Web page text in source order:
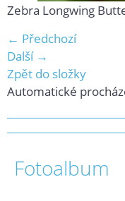
Zebra Longwing
← Předchozí
Další →
Zpět do složky
Automatické
Fotoalbum